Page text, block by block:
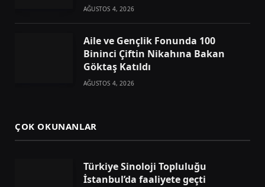
AĞUSTOS 4, 2026
Aile ve Gençlik Fonunda 100
Bininci Çiftin Nikahına Bakan
Göktaş Katıldı
AĞUSTOS 4, 2026
ÇOK OKUNANLAR
Türkiye Sinoloji Topluluğu
İstanbul’da faaliyete geçti